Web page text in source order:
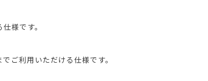
様です。
ご利用いただける仕様です。